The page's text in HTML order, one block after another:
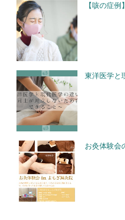
【咳の症
東洋医学と
お灸体験会